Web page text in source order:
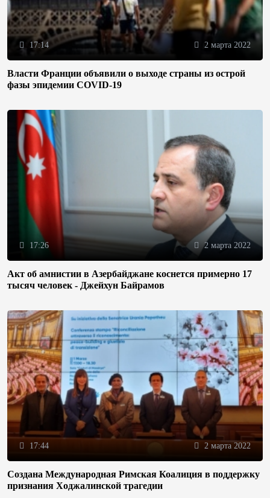
17:14 2 марта 2022
Власти Франции объявили о выходе страны из острой
фазы эпидемии COVID-19
17:26 2 марта 2022
Акт об амнистии в Азербайджане коснется примерно 17
тысяч человек - Джейхун Байрамов
17:44 2 марта 2022
Создана Международная Римская Коалиция в поддержку
признания Ходжалинской трагедии